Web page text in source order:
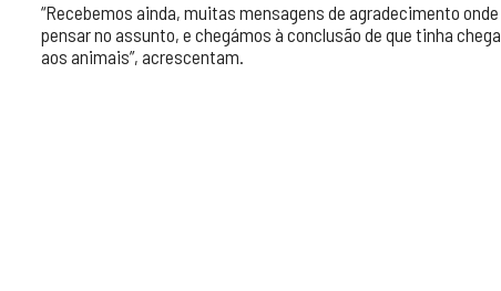
“Recebemos ainda, muitas mensagens de agradecimento
pensar no assunto, e chegámos à conclusão de que tinha
aos animais”, acrescentam.